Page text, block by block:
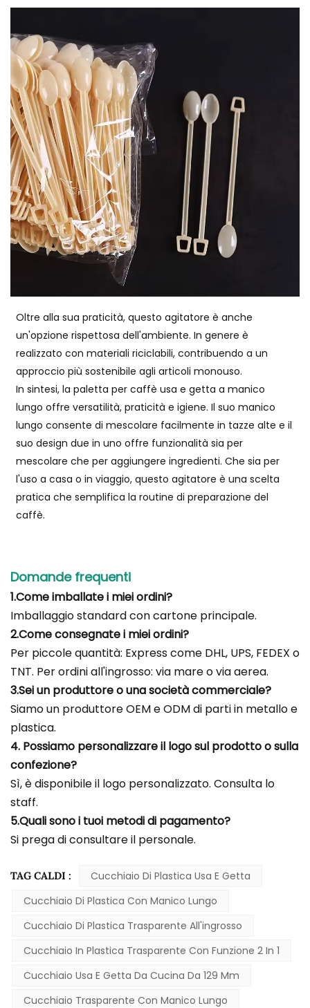
Oltre alla sua praticità, questo agitatore è anche
un'opzione rispettosa dell'ambiente. In genere è
realizzato con materiali riciclabili, contribuendo a un
approccio più sostenibile agli articoli monouso.
In sintesi, la paletta per caffè usa e getta a manico
lungo offre versatilità, praticità e igiene. Il suo manico
lungo consente di mescolare facilmente in tazze alte e il
suo design due in uno offre funzionalità sia per
mescolare che per aggiungere ingredienti. Che sia per
l'uso a casa o in viaggio, questo agitatore è una scelta
pratica che semplifica la routine di preparazione del
caffè.
Domande frequenti
1.Come imballate i miei ordini?
Imballaggio standard con cartone principale.
2.Come consegnate i miei ordini?
Per piccole quantità: Express come DHL, UPS, FEDEX o
TNT. Per ordini all'ingrosso: via mare o via aerea.
3.Sei un produttore o una società commerciale?
Siamo un produttore OEM e ODM di parti in metallo e
plastica.
4. Possiamo personalizzare il logo sul prodotto o sulla
confezione?
Sì, è disponibile il logo personalizzato. Consulta lo
staff.
5.Quali sono i tuoi metodi di pagamento?
Si prega di consultare il personale.
TAG CALDI :
Cucchiaio Di Plastica Usa E Getta
Cucchiaio Di Plastica Con Manico Lungo
Cucchiaio Di Plastica Trasparente All'ingrosso
Cucchiaio In Plastica Trasparente Con Funzione 2 In 1
Cucchiaio Usa E Getta Da Cucina Da 129 Mm
Cucchiaio Trasparente Con Manico Lungo